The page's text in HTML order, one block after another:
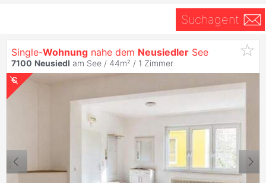
Suchagent
Single-Wohnung nahe dem Neusiedler See
7100 Neusiedl am See / 44m² / 1 Zimmer